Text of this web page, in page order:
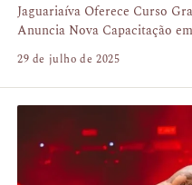
Jaguariaíva Oferece Curso
Anuncia Nova Capacitação
29 de julho de 2025